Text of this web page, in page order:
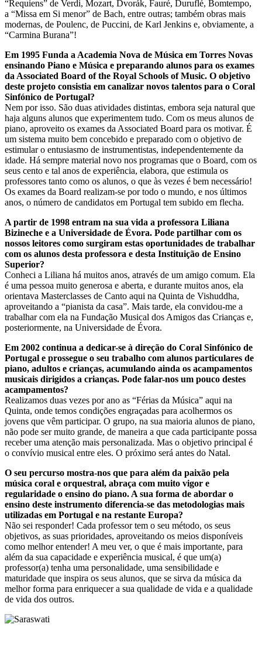
“Requiens” de Verdi, Mozart, Dvorák, Fauré, Duruflé, Bomtempo,
a “Missa em Si menor” de Bach, entre outras; também obras mais
modernas, de Poulenc, de Puccini, de Karl Jenkins e, obviamente, a
“Carmina Burana”!
Em 1995 Funda a Academia Nova de Música em Torres Novas
ensinando Piano e Música e preparando alunos para os exames
da Associated Board of the Royal Schools of Music. O objetivo
deste projeto consistia em canalizar novos talentos para o Coral
Sinfónico de Portugal?
Nem por isso. São duas atividades distintas, embora seja natural que
haja alguns alunos que experimentem tudo. Com os meus alunos de
piano, aproveito os exames da Associated Board para os motivar. É
um sistema muito bem concebido e preparado com o objetivo de
estimular o entusiasmo de instrumentistas, independentemente da
idade. Há sempre material novo nos programas que o Board, com os
seus cento e tal anos de experiência, elabora, que estimula os
professores tanto como os alunos, o que às vezes é bem necessário!
Os exames da Board realizam-se por todo o mundo, e nos últimos
anos, o número de candidatos em Portugal tem subido em flecha.
A partir de 1998 entram na sua vida a professora Liliana
Bizineche e a Universidade de Évora. Pode partilhar com os
nossos leitores como surgiram estas oportunidades de trabalhar
com os alunos desta professora e desta Instituição de Ensino
Superior?
Conheci a Liliana há muitos anos, através de um amigo comum. Ela
é uma pessoa muito generosa e aberta, e durante muitos anos, ela
orientava Masterclasses de Canto aqui na Quinta de Vishuddha,
aproveitando a “pianista da casa”. Mais tarde, ela convidou-me a
trabalhar com ela na Fundação Musical dos Amigos das Crianças e,
posteriormente, na Universidade de Évora.
Em 2002 continua a dedicar-se à direção do Coral Sinfónico de
Portugal e prossegue o seu trabalho com alunos particulares de
piano, adultos e crianças, acumulando ainda os acampamentos
musicais dirigidos a crianças. Pode falar-nos um pouco destes
acampamentos?
Realizamos duas vezes por ano as “Férias da Música” aqui na
Quinta, onde temos condições engraçadas para acolhermos os
jovens que vêm participar. O grupo, na sua maioria alunos de piano,
não pode ser muito grande, de maneira a que cada participante possa
receber uma atenção mais personalizada. Mas o objetivo principal é
o convívio musical entre eles. O próximo será antes do Natal.
O seu percurso mostra-nos que para além da paixão pela
música coral e orquestral, abraça com muito vigor e
regularidade o ensino do piano. A sua forma de abordar o
ensino deste instrumento diferencia-se das metodologias mais
utilizadas em Portugal e na restante Europa?
Não sei responder! Cada professor tem o seu método, os seus
objetivos, as suas prioridades, aproveitando os meios disponíveis
como melhor entender! A meu ver, o que é mais importante, para
além da sua capacidade e experiência musical, é que um(a)
professor(a) tenha uma personalidade, uma sensibilidade e
maturidade que inspira os seus alunos, que se sirva da música da
melhor forma para enriquecer a sua qualidade de vida e a qualidade
de vida dos outros.